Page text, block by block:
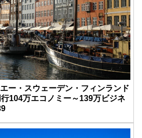
ー・スウェーデン・フィンランド
104万エコノミー～139万ビジネ